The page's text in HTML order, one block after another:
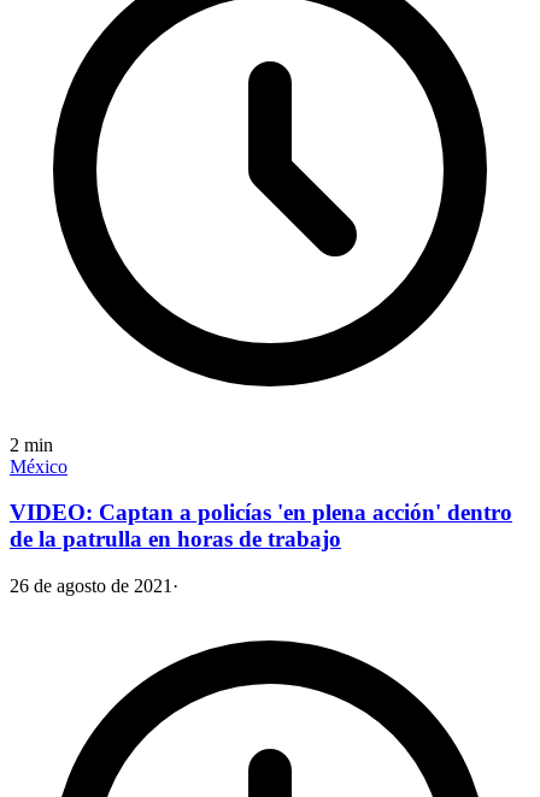
2 min
México
VIDEO: Captan a policías 'en plena acción' dentro
de la patrulla en horas de trabajo
26 de agosto de 2021 ·